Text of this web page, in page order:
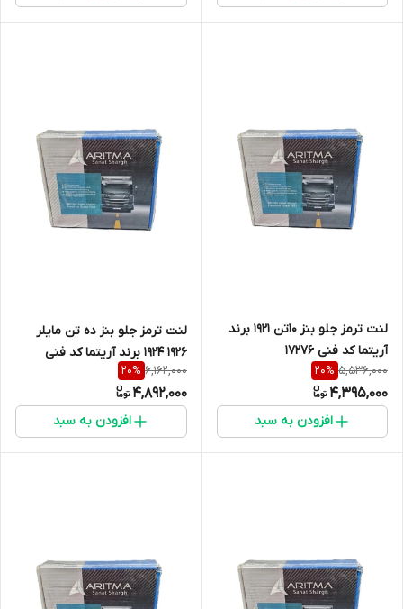
لنت ترمز جلو بنز 10تن 1921 برند
آریتما کد فنی 17276
5,536,000
20%
4,395,000
افزودن به سبد
لنت ترمز جلو بنز ده تن مایلر
1926 1924 برند آریتما کد فنی
19486
6,162,000
20%
4,892,000
افزودن به سبد